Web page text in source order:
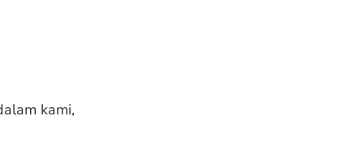
kami,